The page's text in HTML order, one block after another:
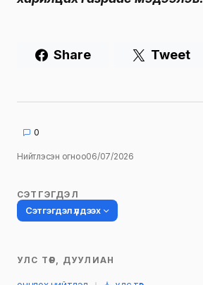
Share Tweet
0
Нийтлэсэн огноо06/07/2026
СЭТГЭГДЭЛ
Сэтгэгдэл үлдээх
Таны имэйл хаягийг нийтлэхгүй.
УЛС ТӨР, ДУУЛИАН